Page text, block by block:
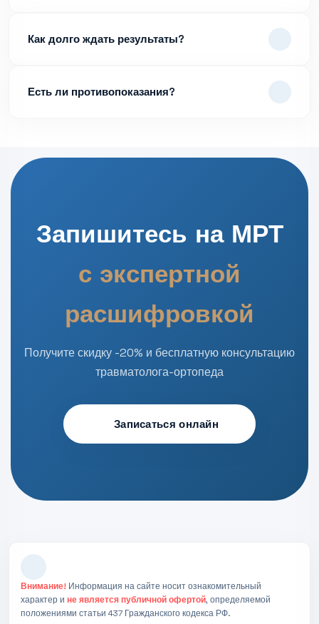
Как долго ждать результаты?
Есть ли противопоказания?
Запишитесь на МРТ
с экспертной
расшифровкой
Получите скидку -20% и бесплатную консультацию
травматолога-ортопеда
Записаться онлайн
Внимание! Информация на сайте носит ознакомительный
характер и не является публичной офертой, определяемой
положениями статьи 437 Гражданского кодекса РФ.